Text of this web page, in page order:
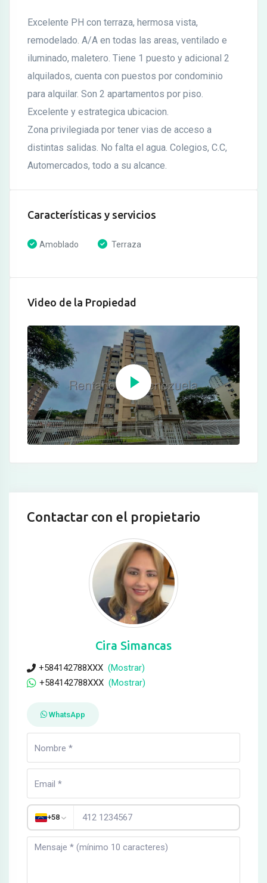
Excelente PH con terraza, hermosa vista,
remodelado. A/A en todas las areas, ventilado e
iluminado, maletero. Tiene 1 puesto y adicional 2
alquilados, cuenta con puestos por condominio
para alquilar. Son 2 apartamentos por piso.
Excelente y estrategica ubicacion.
Zona privilegiada por tener vias de acceso a
distintas salidas. No falta el agua. Colegios, C.C,
Automercados, todo a su alcance.
Características y servicios
Amoblado Terraza
Video de la Propiedad
Contactar con el propietario
Cira Simancas
+584142788XXX (Mostrar)
+584142788XXX (Mostrar)
WhatsApp
+58